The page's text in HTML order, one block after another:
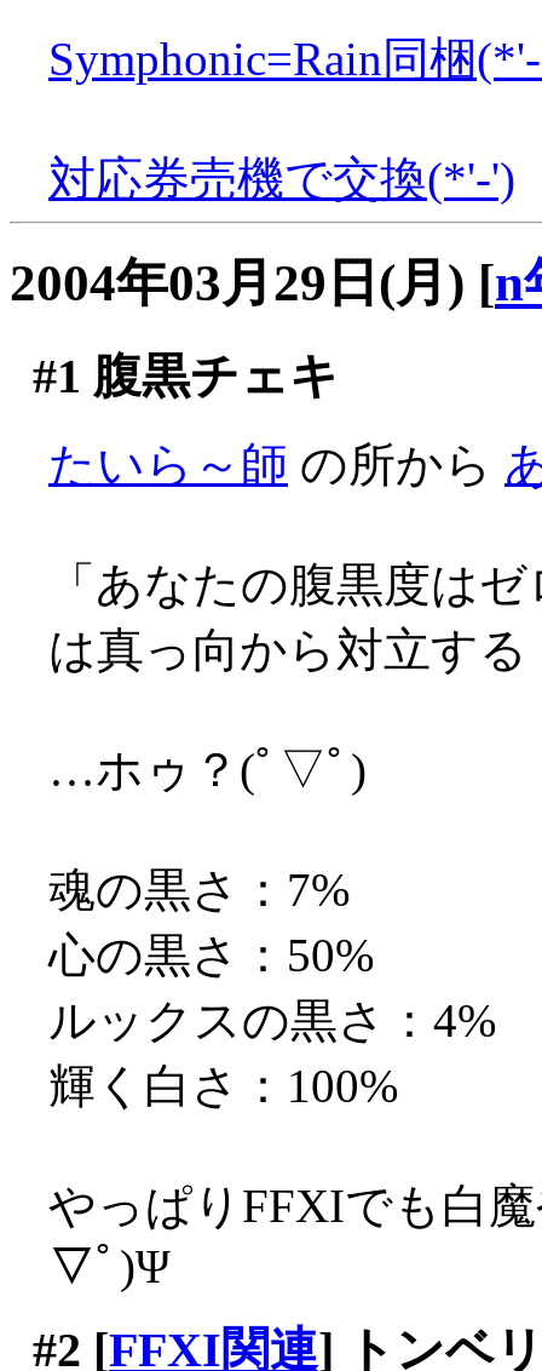
Symphonic=Rain同梱
対応券売機で交換(*'-')
2004年03月29日(月) [n
#1 腹黒チェキ
たいら～師 の所から
「あなたの腹黒度は
は真っ向から対立す
…ホゥ？(ﾟ▽ﾟ)
魂の黒さ：7%
心の黒さ：50%
ルックスの黒さ：4%
輝く白さ：100%
やっぱりFFXIでも白
▽ﾟ)Ψ
#2 [FFXI関連] トンベ